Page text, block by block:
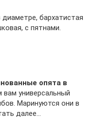
бархатистая
с пятнами.
опята в
вам универсальный
Маринуются они в
далее…